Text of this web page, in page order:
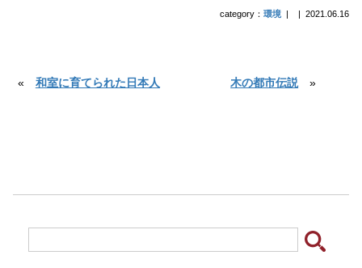
category：環境 |2021.06.16
« 和室に育てられた日本人 木の都市伝説 »